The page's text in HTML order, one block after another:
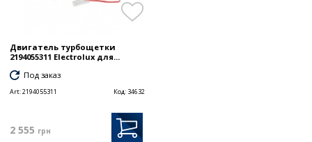
Двигатель турбощетки
2194055311 Electrolux для...
Под заказ
Art:2194055311 Код: 34632
2 555 грн